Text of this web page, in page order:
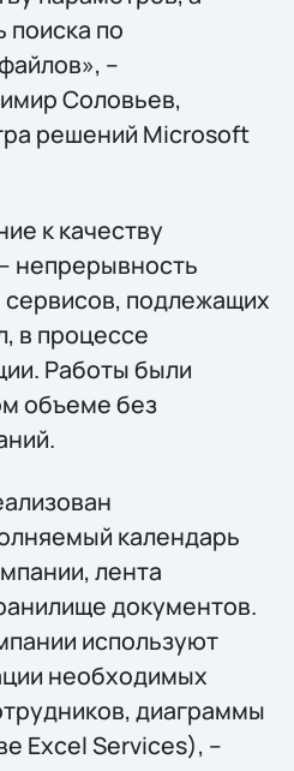
по
–
Соловьев,
решений Microsoft
к качеству
непрерывность
подлежащих
в процессе
Работы были
объеме без
календарь
лента
документов.
используют
необходимых
диаграммы
Excel Services), –